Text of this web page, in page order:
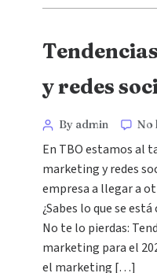
y redes
By admin No
En TBO estamos al
marketing y redes
empresa a llegar a
¿Sabes lo que se
No te lo pierdas:
marketing para el
el marketing […]